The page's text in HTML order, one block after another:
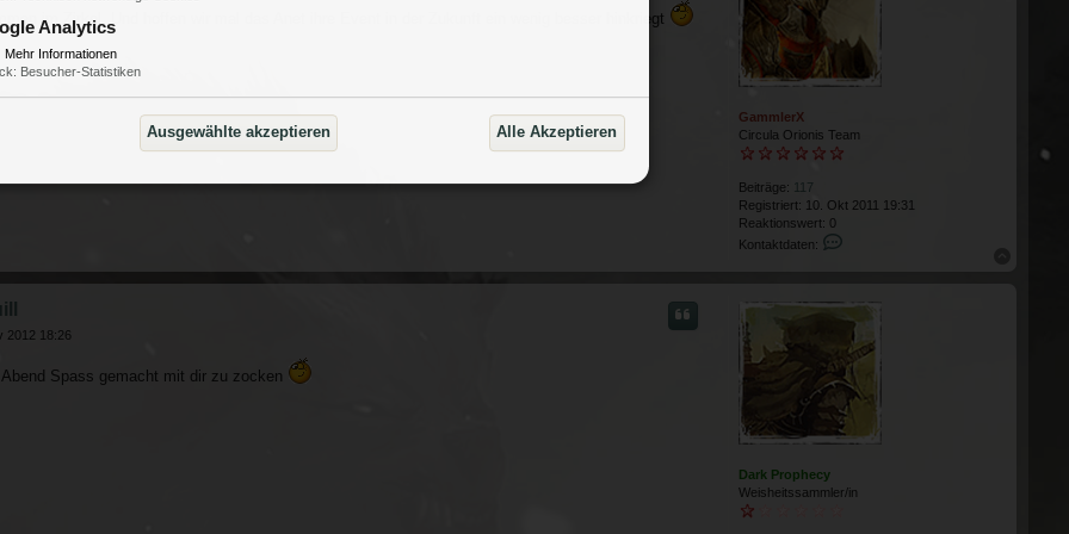
GammlerX
Circula Orionis Team
Beiträge: 117
Registriert: 10. Okt 2011 19:31
Reaktionswert: 0
Kontaktdaten:
im Zirkel. Und hoffen wir mal das Anet ihre Event in der Zukunft ein wenig besser hinkriegt
Dark Prophecy
Weisheitssammler/in
2012 18:26
Spass gemacht mit dir zu zocken
Analytics
Mehr Informationen
: Besucher-Statistiken
Ausgewählte akzeptieren Alle Akzeptieren